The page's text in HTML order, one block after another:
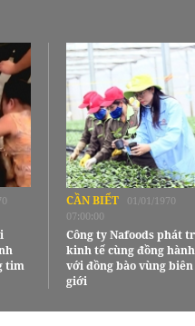
tim
CẦN BIẾT
01/01/1970
07:00:00
Công ty Nafoods phát
kinh tế cùng đồng hành
với đồng bào vùng biên
giới